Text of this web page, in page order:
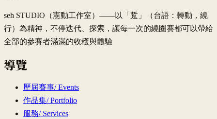
seh STUDIO（憲動工作室）——以「踅」（台語：轉動，繞
行）為精神，不停迭代、探索，讓每一次的繞圈賽都可以帶給
全部的參賽者滿滿的收穫與體驗
導覽
歷屆賽事/Events
作品集/Portfolio
服務/ Services